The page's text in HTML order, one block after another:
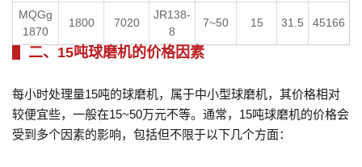
MQGg
1870
1800 7020
JR138-
8
7~50 15 31.5 45166
二、15吨球磨机的价格因素
每小时处理量15吨的球磨机，属于中小型球磨机，其价格相对
较便宜些，一般在15~50万元不等。通常，15吨球磨机的价格会
受到多个因素的影响，包括但不限于以下几个方面：